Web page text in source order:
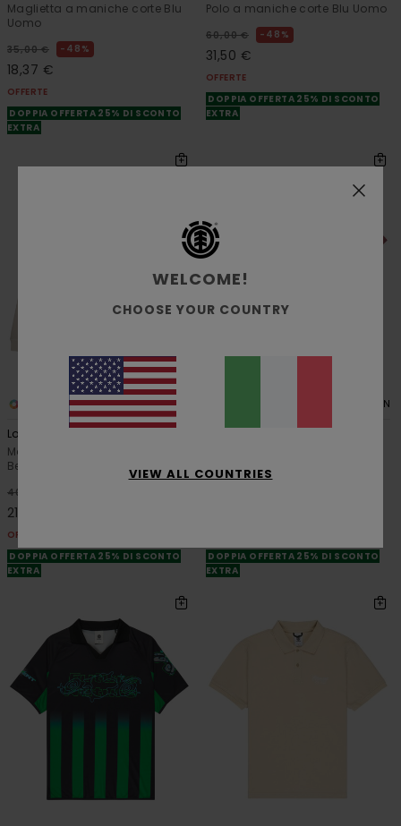
Maglietta a maniche corte Blu
Uomo
35,00 € 48%
18,37 €
OFFERTE
DOPPIA OFFERTA 25% DI SCONTO
EXTRA
Polo a maniche corte Blu Uomo
60,00 € 48%
31,50 €
OFFERTE
DOPPIA OFFERTA 25% DI SCONTO
EXTRA
ORGANIC COTTON
Lowcase Pigment
Maglietta a Maniche Lunghe
Beige Uomo
40,00 €
21,00 €
OFFERTE
DOPPIA OFFERTA 25% DI SCONTO
EXTRA
ORGANIC COTTON
DOPPIA OFFERTA 25% DI SCONTO
EXTRA
WELCOME!
CHOOSE YOUR COUNTRY
VIEW ALL COUNTRIES